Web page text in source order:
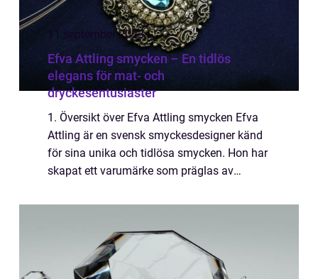
11 september 2023
Efva Attling smycken – En tidlös
elegans för mat- och
dryckesentusiaster
1. Översikt över Efva Attling smycken Efva
Attling är en svensk smyckesdesigner känd
för sina unika och tidlösa smycken. Hon har
skapat ett varumärke som präglas av
Attlings smycken är omtyckta av såväl